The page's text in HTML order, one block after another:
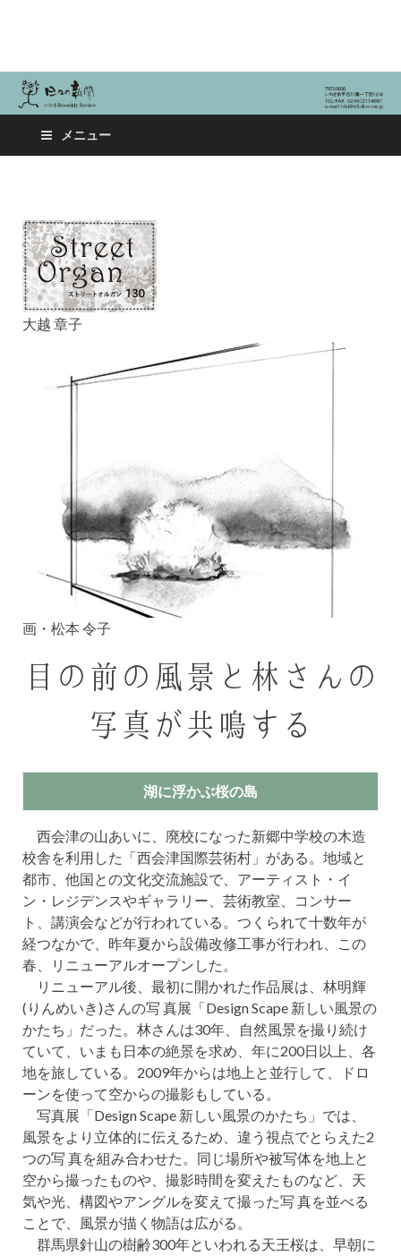
日々の新聞
メニュー
大越 章子
画・松本 令子
目の前の風景と林さんの
写真が共鳴する
湖に浮かぶ桜の島
西会津の山あいに、廃校になった新郷中学校の木造
校舎を利用した「西会津国際芸術村」がある。地域と
都市、他国との文化交流施設で、アーティスト・イ
ン・レジデンスやギャラリー、芸術教室、コンサー
ト、講演会などが行われている。つくられて十数年が
経つなかで、昨年夏から設備改修工事が行われ、この
春、リニューアルオープンした。
リニューアル後、最初に開かれた作品展は、林明輝
(りんめいき)さんの写 真展「Design Scape 新しい風景の
かたち」だった。林さんは30年、自然風景を撮り続け
ていて、いまも日本の絶景を求め、年に200日以上、各
地を旅している。2009年からは地上と並行して、ドロ
ーンを使って空からの撮影もしている。
写真展「Design Scape 新しい風景のかたち」では、
風景をより立体的に伝えるため、違う視点でとらえた2
つの写 真を組み合わせた。同じ場所や被写体を地上と
空から撮ったものや、撮影時間を変えたものなど、天
気や光、構図やアングルを変えて撮った写 真を並べる
ことで、風景が描く物語は広がる。
群馬県針山の樹齢300年といわれる天王桜は、早朝に